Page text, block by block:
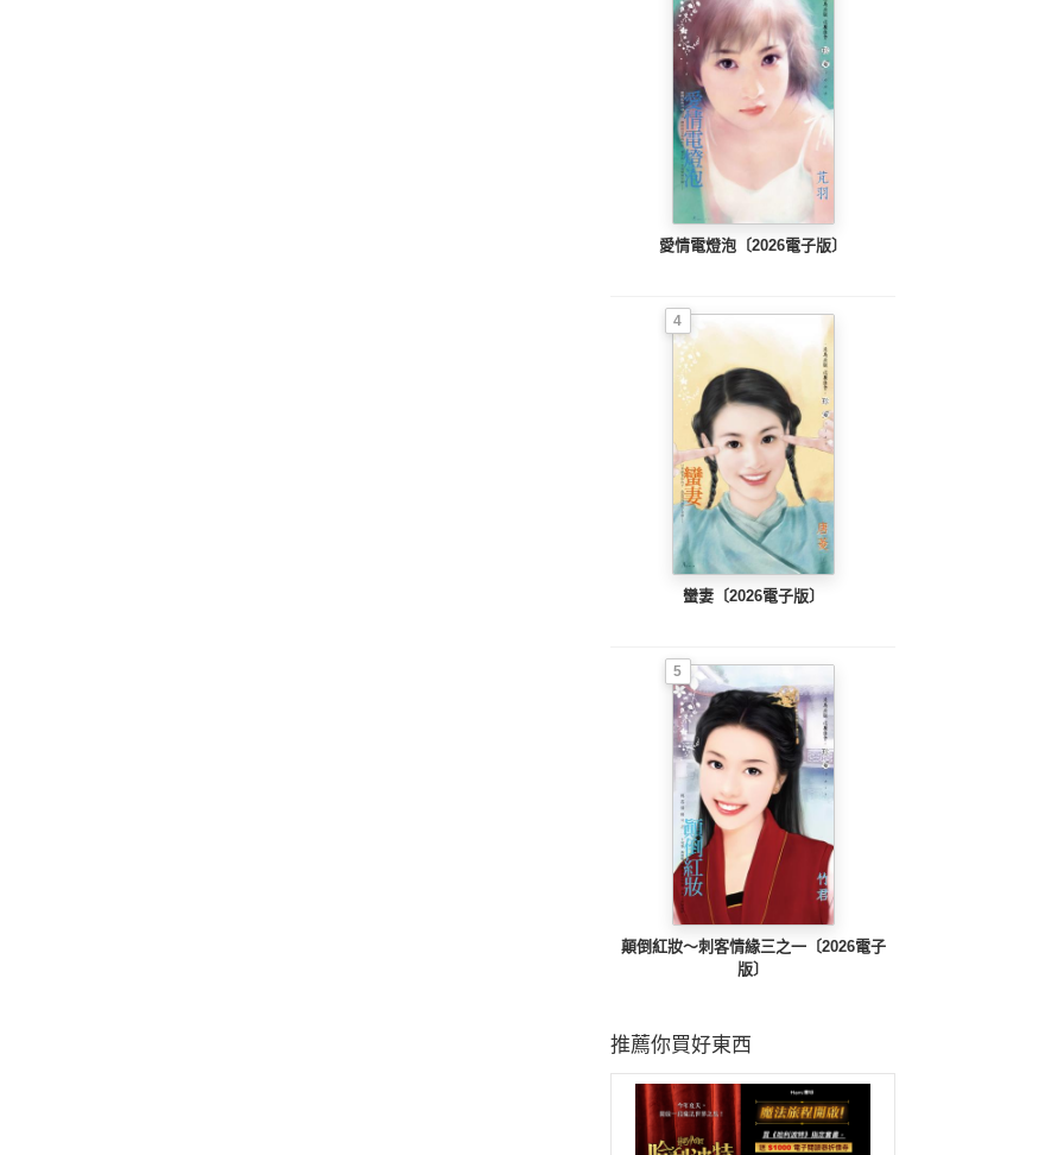
愛情電燈泡〔2026電子版〕
4
蠻妻〔2026電子版〕
5
顛倒紅妝～刺客情緣三之一〔2026電子
版〕
推薦你買好東西